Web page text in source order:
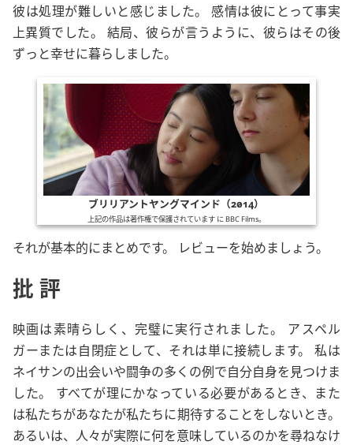
彼は処理が難しいと感じました。 感情は彼にとって事実
上異質でした。 結局、彼らが言うように、彼らはその後
ずっと幸せに暮らしました。
ブリリアントヤングマインド（2014）
上記の作品は著作権で保護されています に BBC Films。
それが基本的にまとめです。 レビューを始めましょう。
批評
映画は素晴らしく、完璧に実行されました。 アスペル
ガーまたは自閉症として、それは単に接続します。 私は
ネイサンの出会いや闘争の多くの例で自分自身を見つけま
した。 すべてが理にかなっている必要があるとき、また
は私たちがあなたが私たちに期待することをしないとき。
あるいは、人々が実際に何を意味しているのかを尋ねなけ